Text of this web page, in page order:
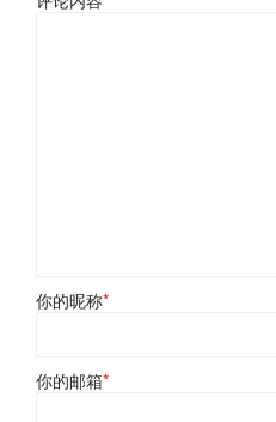
你的昵称*
你的邮箱*